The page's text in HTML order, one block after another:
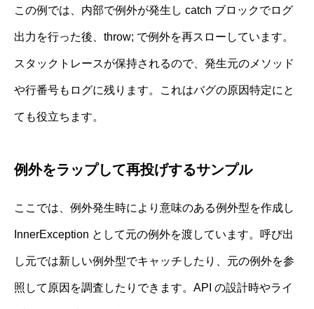
この例では、内部で例外が発生し catch ブロックでログ
出力を行った後、throw; で例外を再スローしています。
スタックトレースが保持されるので、発生元のメソッド
や行番号もログに残ります。これはバグの原因特定にと
ても役立ちます。
例外をラップして再投げするサンプル
ここでは、例外発生時により意味のある例外型を作成し
InnerException として元の例外を渡しています。呼び出
し元では新しい例外型でキャッチしたり、元の例外を参
照して原因を調査したりできます。API の設計時やライ